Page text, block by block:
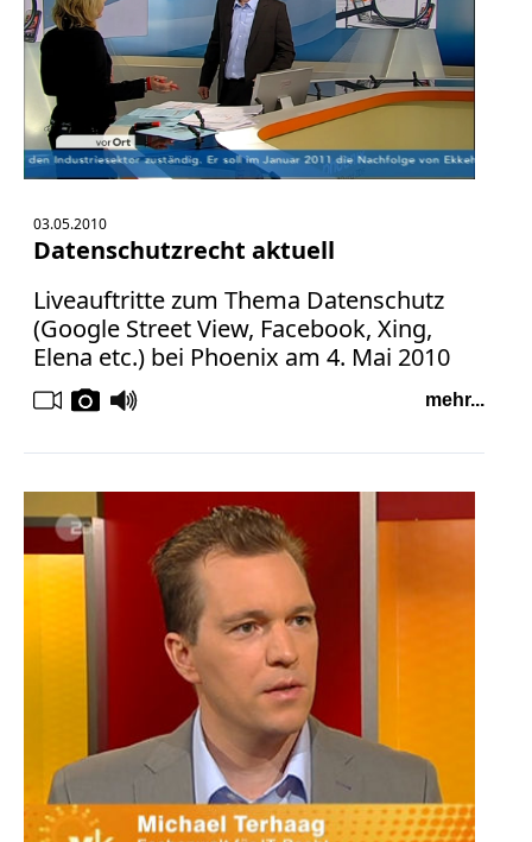
03.05.2010
Datenschutzrecht aktuell
Liveauftritte zum Thema Datenschutz
(Google Street View, Facebook, Xing,
Elena etc.) bei Phoenix am 4. Mai 2010
mehr...
ZDF
online
print